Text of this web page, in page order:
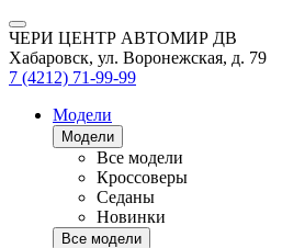
ЧЕРИ ЦЕНТР АВТОМИР ДВ
Хабаровск, ул. Воронежская, д. 79
7 (4212) 71-99-99
Модели
Модели
Все модели
Кроссоверы
Седаны
Новинки
Все модели